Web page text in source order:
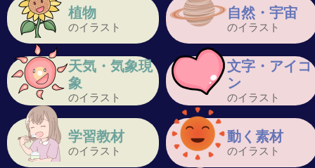
植物
のイラスト
自然・宇宙
のイラスト
天気・気象現
象
のイラスト
文字・アイコ
ン
のイラスト
学習教材
のイラスト
動く素材
のイラスト